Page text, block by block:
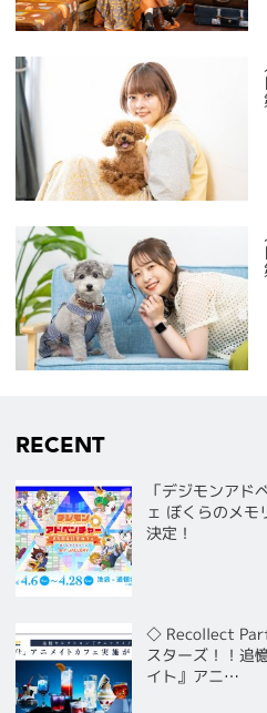
RECENT
「デジモンアド
ェ ぼくらのメモ
決定！
◇ Recollect
スターズ！！追
イト』アニ…